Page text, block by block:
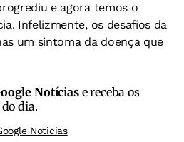
e agora temos o
Infelizmente, os desafios da
um sintoma da doença que
Notíciase receba os
dia.
Noticias